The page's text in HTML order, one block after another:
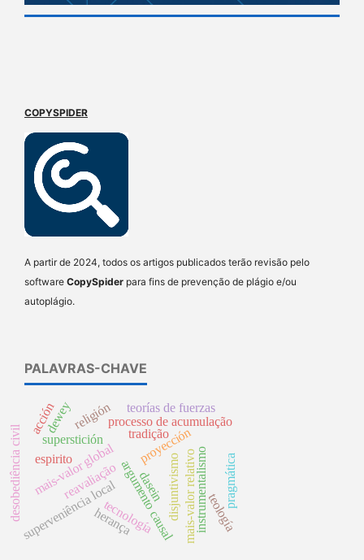
COPYSPIDER
A partir de 2024, todos os artigos publicados terão revisão pelo
software CopySpider para fins de prevenção de plágio e/ou
autoplágio.
PALAVRAS-CHAVE
argumento causal
superstición proyección
processo de acumulação
mais-valor global mais-valor relativo
superveniência local disjuntivismo
religión
tecnología instrumentalismo
dewey
teología
espirito
desobediência civil dasein
herança
reavaliação
tradição
pragmática
teorías de fuerzas
acción